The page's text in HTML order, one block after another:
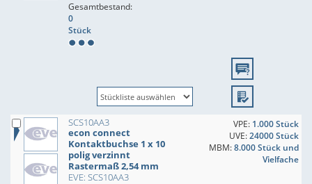
Gesamtbestand:
0
Stück
SCS10AA3
econ connect
Kontaktbuchse 1 x 10
polig verzinnt
Rastermaß 2,54 mm
EVE: SCS10AA3
VPE: 1.000 Stück
UVE:24000 Stück
MBM:8.000 Stück und
Vielfache